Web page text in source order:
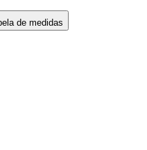
de medidas